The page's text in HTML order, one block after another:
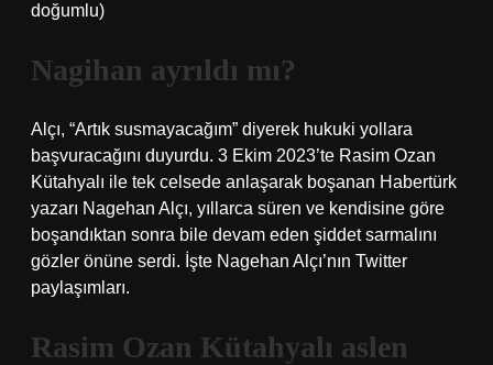
doğumlu)
Nagihan ayrıldı mı?
Alçı, “Artık susmayacağım” diyerek hukuki yollara
başvuracağını duyurdu. 3 Ekim 2023’te Rasim Ozan
Kütahyalı ile tek celsede anlaşarak boşanan Habertürk
yazarı Nagehan Alçı, yıllarca süren ve kendisine göre
boşandıktan sonra bile devam eden şiddet sarmalını
gözler önüne serdi. İşte Nagehan Alçı’nın Twitter
paylaşımları.
Rasim Ozan Kütahyalı aslen